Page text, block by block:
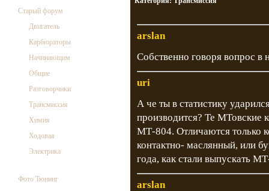
Старый форум
Двигатель
Карбюраторы
Начинающим
Общие
Разговорчики
Трансмиссия
Химия
Ходовая
Электрика
Фото Тюнинг
arslan
Собственно говоря вопрос в
uri
А че ты в статистику
производится? Те МТовские
МТ-804. Отличаются только
контактно- маслянный, или
года, как стали выпускать
arslan